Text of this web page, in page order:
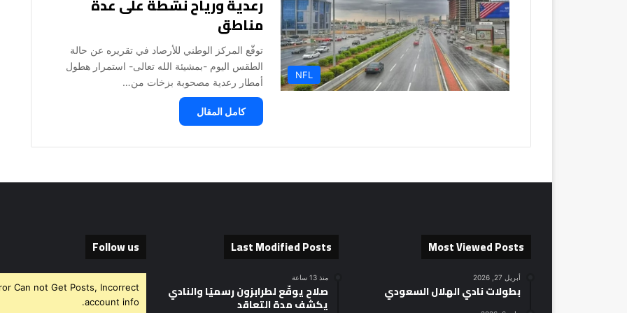
NFL
رعدية ورياح نشطة على عدة
مناطق
توقّع المركز الوطني للأرصاد في تقريره عن حالة
الطقس اليوم -بمشيئة الله تعالى- استمرار هطول
أمطار رعدية مصحوبة بزخات من…
كامل المقال
Most Viewed Posts
أبريل 27, 2026
بطولات نادي الهلال السعودي
Last Modified Posts
منذ 13 ساعة
صلاح يوقّع لطرابزون رسميًا والنادي
يكشف مدة التعاقد
Follow us
Can not Get Posts, Incorrect
account info.